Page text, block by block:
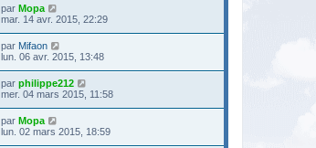
par Mopa
mar. 14 avr. 2015, 22:29
par Mifaon
lun. 06 avr. 2015, 13:48
par philippe212
mer. 04 mars 2015, 11:58
par Mopa
lun. 02 mars 2015, 18:59